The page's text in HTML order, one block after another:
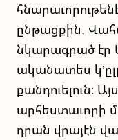
ընթացքին,
նկարագրած էր
ականատես
քանդուելուն։
արհեստաւորի
դրան վրայէն